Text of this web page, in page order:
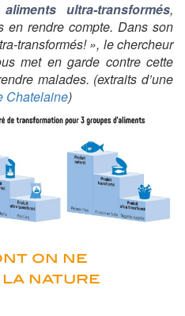
aliments ultra-transformés,
en rendre compte. Dans son
transformés! », le chercheur
met en garde contre cette
malades. (extraits d’une
Chatelaine)
on ne
nature